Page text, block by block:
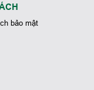
bảo mật